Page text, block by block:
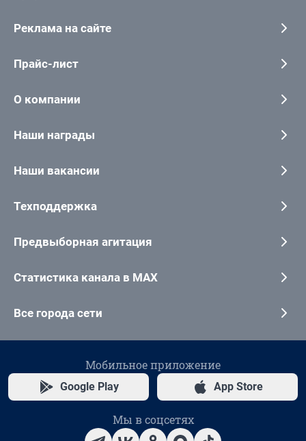
Реклама на сайте
Прайс-лист
О компании
Наши награды
Наши вакансии
Техподдержка
Предвыборная агитация
Статистика канала в MAX
Все города сети
Мобильное приложение
Google Play App Store
Мы в соцсетях